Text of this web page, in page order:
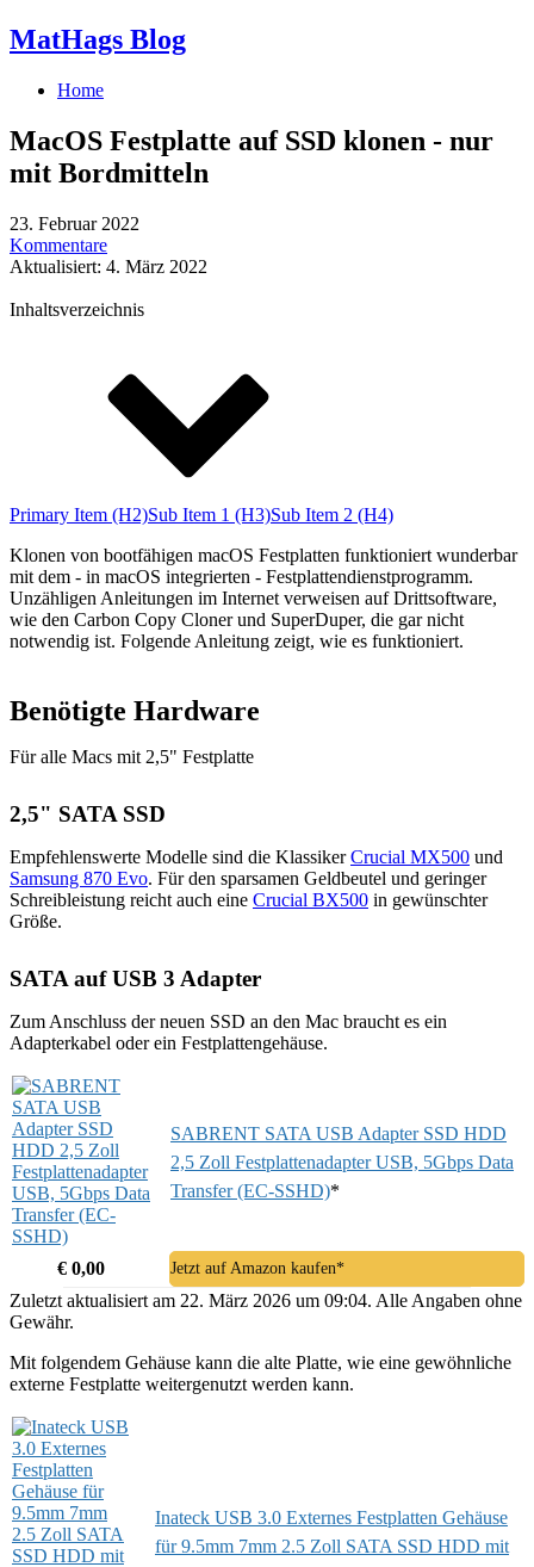
MatHags Blog
Home
MacOS Festplatte auf SSD klonen - nur
mit Bordmitteln
23. Februar 2022
Kommentare
Aktualisiert: 4. März 2022
Inhaltsverzeichnis
Primary Item (H2)Sub Item 1 (H3)Sub Item 2 (H4)
Klonen von bootfähigen macOS Festplatten funktioniert wunderbar
mit dem - in macOS integrierten - Festplattendienstprogramm.
Unzähligen Anleitungen im Internet verweisen auf Drittsoftware,
wie den Carbon Copy Cloner und SuperDuper, die gar nicht
notwendig ist. Folgende Anleitung zeigt, wie es funktioniert.
Benötigte Hardware
Für alle Macs mit 2,5" Festplatte
2,5" SATA SSD
Empfehlenswerte Modelle sind die KlassikerCrucial MX500 und
Samsung 870 Evo. Für den sparsamen Geldbeutel und geringer
Schreibleistung reicht auch eine Crucial BX500 in gewünschter
Größe.
SATA auf USB 3 Adapter
Zum Anschluss der neuen SSD an den Mac braucht es ein
Adapterkabel oder ein Festplattengehäuse.
SABRENT SATA USB Adapter SSD HDD
2,5 Zoll Festplattenadapter USB, 5Gbps Data
Transfer (EC-SSHD)*
€ 0,00 Jetzt auf Amazon kaufen*
Zuletzt aktualisiert am 22. März 2026 um 09:04. Alle Angaben ohne
Gewähr.
Mit folgendem Gehäuse kann die alte Platte, wie eine gewöhnliche
externe Festplatte weitergenutzt werden kann.
Inateck USB 3.0 Externes Festplatten Gehäuse
für 9.5mm 7mm 2.5 Zoll SATA SSD HDD mit